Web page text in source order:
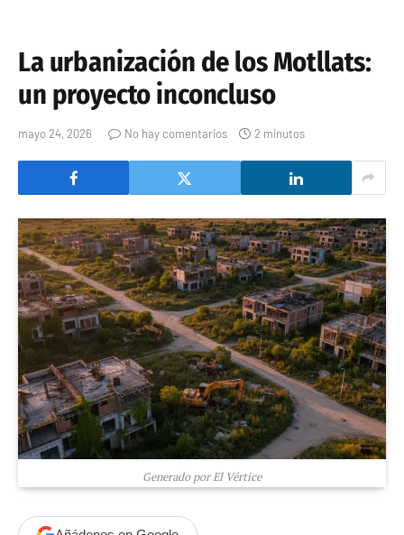
La urbanización de los Motllats:
un proyecto inconcluso
mayo 24, 2026 No hay comentarios 2 minutos
Generado por El Vértice